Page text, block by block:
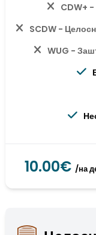
CDW+ -
SCDW -
WUG -
10.00€ /на